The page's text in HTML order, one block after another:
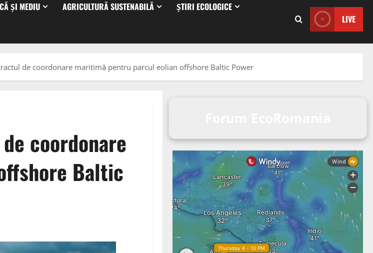
ȘI MEDIU AGRICULTURĂ SUSTENABILĂ ȘTIRI ECOLOGICE
LIVE
de coordonare maritimă pentru parcul eolian offshore Baltic Power
coordonare
Baltic